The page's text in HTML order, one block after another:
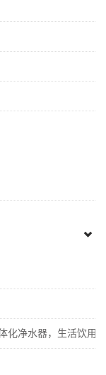
化净水器，生活饮用